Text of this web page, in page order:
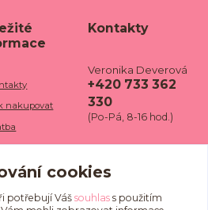
nakupovat
dodání
Kontakty
Veronika Deverová
+420 733 362
330
(Po-Pá, 8-16 hod.)
we.cz
cookies
potřebují Váš souhlass použitím